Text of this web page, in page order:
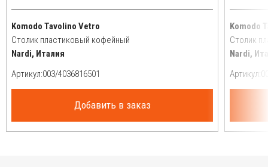
Komodo Tavolino Vetro
Столик пластиковый кофейный
Nardi, Италия
Артикул:
Добавить в заказ
Komodo
Столик
Nardi,
Артикул: